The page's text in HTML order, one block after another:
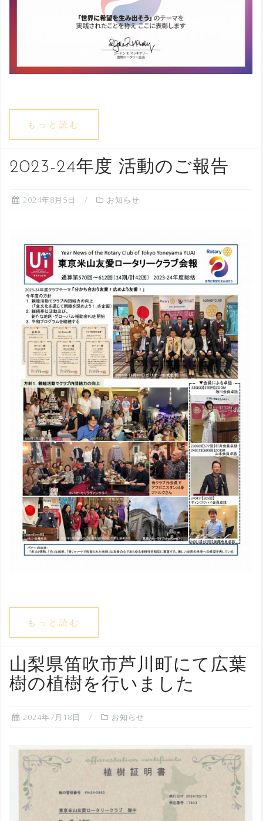
もっと読む
2023-24年度 活動のご報告
2024年8月5日 お知らせ
もっと読む
山梨県笛吹市芦川町にて広葉
樹の植樹を行いました
2024年7月18日 お知らせ